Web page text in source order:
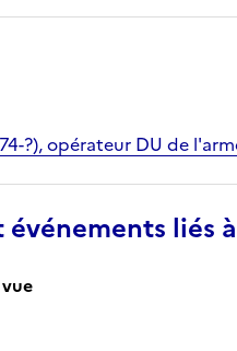
?), opérateur DU de
liés à